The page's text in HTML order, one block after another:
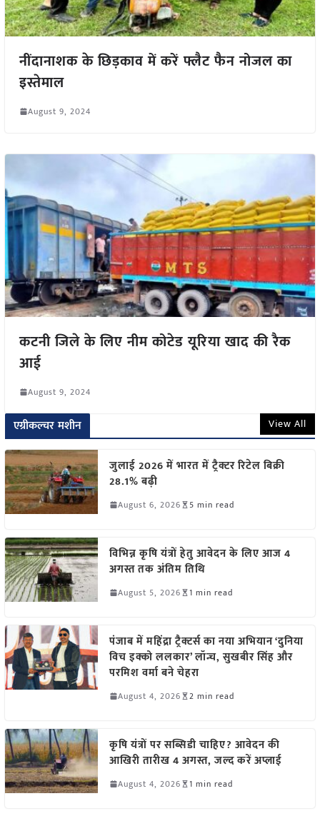
नींदानाशक के छिड़काव में करें फ्लैट फैन नोजल का
इस्तेमाल
August 9, 2024
कटनी जिले के लिए नीम कोटेड यूरिया खाद की रैक
आई
August 9, 2024
एग्रीकल्चर मशीन View All
जुलाई 2026 में भारत में ट्रैक्टर रिटेल बिक्री
28.1% बढ़ी
August 6, 2026 5 min read
विभिन्न कृषि यंत्रों हेतु आवेदन के लिए आज 4
अगस्त तक अंतिम तिथि
August 5, 2026 1 min read
पंजाब में महिंद्रा ट्रैक्टर्स का नया अभियान ‘दुनिया
विच इक्को ललकार’ लॉन्च, सुखबीर सिंह और
परमिश वर्मा बने चेहरा
August 4, 2026 2 min read
कृषि यंत्रों पर सब्सिडी चाहिए? आवेदन की
आखिरी तारीख 4 अगस्त, जल्द करें अप्लाई
August 4, 2026 1 min read